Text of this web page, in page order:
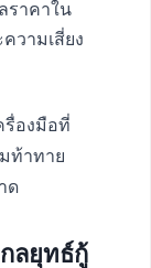
ราคาใน
วามเสี่ยง
รื่องมือที่
ท้าทาย
ด
กลยุทธ์กู้